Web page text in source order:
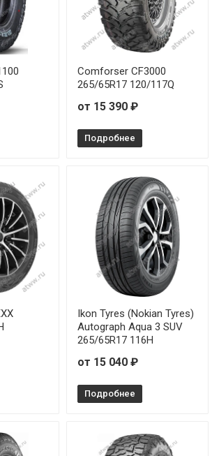
Mutant X-AT 265/50R20 111H
Mutant X-AT 265/60R18 114T
Mutant X-AT 265/65R18 116T
Mutant X-AT 275/60R20 115T
Mutant X-AT 275/65R18 116T
Mutant X-AT 33/12,5R20 114Q
Comforser CF3000
265/65R17 120/117Q
от 15 390 ₽
Подробнее
Ikon Tyres (Nokian Tyres)
Autograph Aqua 3 SUV
265/65R17 116H
от 15 040 ₽
Подробнее